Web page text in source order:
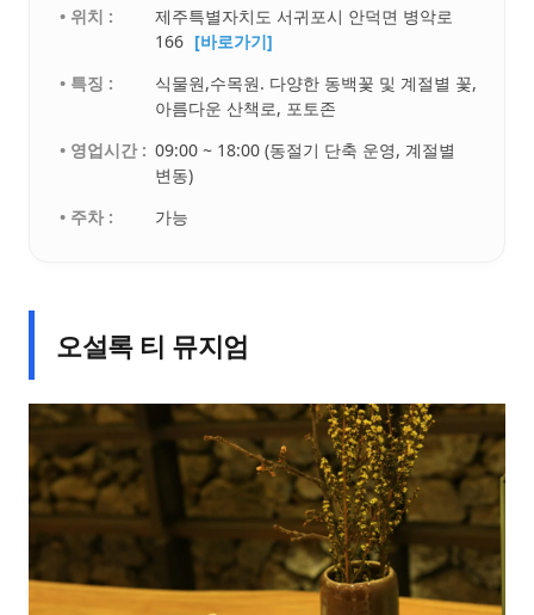
• 위치 :
제주특별자치도 서귀포시 안덕면 병악로
166 [바로가기]
• 특징 :
식물원,수목원. 다양한 동백꽃 및 계절별 꽃,
아름다운 산책로, 포토존
• 영업시간 : 09:00 ~ 18:00 (동절기 단축 운영, 계절별
변동)
• 주차 :
가능
오설록 티 뮤지엄